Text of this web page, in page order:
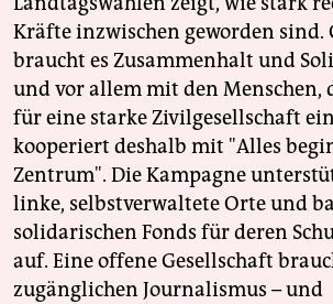
Kräfte inzwischen geworden sind.
braucht es Zusammenhalt und
und vor allem mit den Menschen,
für eine starke Zivilgesellschaft
kooperiert deshalb mit "Alles
Zentrum". Die Kampagne
linke, selbstverwaltete Orte und
solidarischen Fonds für deren
auf. Eine offene Gesellschaft
zugänglichen Journalismus – und